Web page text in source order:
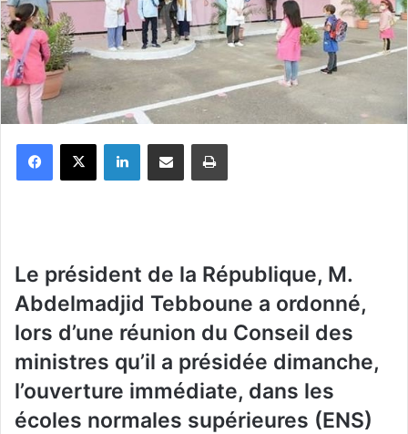
Le président de la République, M.
Abdelmadjid Tebboune a ordonné,
lors d’une réunion du Conseil des
ministres qu’il a présidée dimanche,
l’ouverture immédiate, dans les
écoles normales supérieures (ENS)